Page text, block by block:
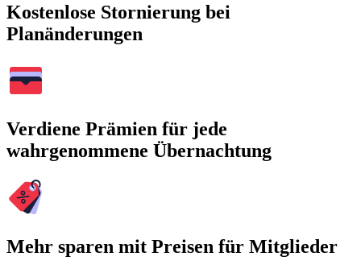
Kostenlose Stornierung bei
Planänderungen
Verdiene Prämien für jede
wahrgenommene Übernachtung
Mehr sparen mit Preisen für Mitglieder